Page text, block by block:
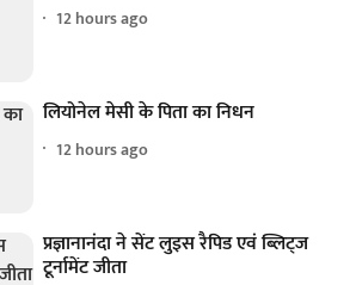
12 hours ago
लियोनेल मेसी के पिता का निधन
12 hours ago
प्रज्ञानानंदा ने सेंट लुइस रैपिड एवं ब्लिट्ज
टूर्नामेंट जीता